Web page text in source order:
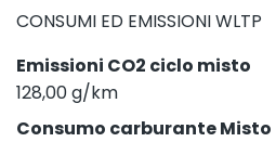
CONSUMI ED EMISSIONI WLTP
Emissioni CO2 ciclo misto
128,00 g/km
Consumo carburante Misto